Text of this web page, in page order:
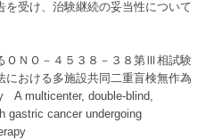
受け、治験継続の妥当性について
ＯＮＯ－４５３８－３８第Ⅲ相試験
における多施設共同二重盲検無作為
A multicenter, double-blind,
gastric cancer undergoing